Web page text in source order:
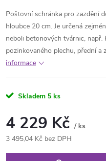
Poštovní schránka pro zazdění
hloubce 20 cm. Je určená
neboli betonových tvárnic, např.
pozinkovaného plechu, přední a
informace
Skladem 5 ks
4 229 Kč / ks
3 495,04 Kč bez DPH